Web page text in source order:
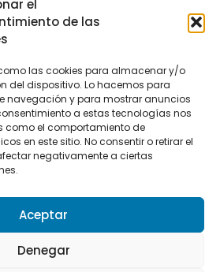
el
de las
las cookies para almacenar y/o
del dispositivo. Lo hacemos para
navegación y para mostrar anuncios
a estas tecnologías nos
como el comportamiento de
en este sitio. No consentir o retirar el
negativamente a ciertas
Aceptar
Denegar
Política de privacidad
de cookies